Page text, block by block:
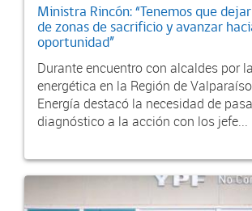
Ministra Rincón: “Tenemos que
de zonas de sacrificio y avanzar
oportunidad”
Durante encuentro con alcaldes por
energética en la Región de
Energía destacó la necesidad de
diagnóstico a la acción con los jefe...